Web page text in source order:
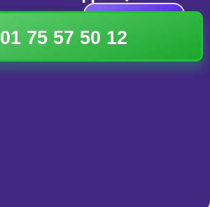
01 75 57 50 12
DISPONIBLE